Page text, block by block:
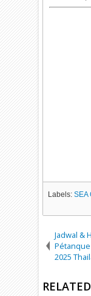
Labels:SEA
Jadwal &
Pétanque
2025